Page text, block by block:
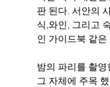
판 된다. 서안의
식,와인, 그리고
인 가이드북 같
밤의 파리를 촬
그 자체에 주목